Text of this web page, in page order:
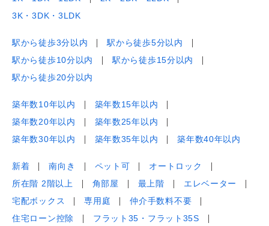
3K・3DK・3LDK
駅から徒歩3分以内
駅から徒歩5分以内
駅から徒歩10分以内
駅から徒歩15分以内
駅から徒歩20分以内
築年数10年以内
築年数15年以内
築年数20年以内
築年数25年以内
築年数30年以内
築年数35年以内 築年数40年以内
新着 南向き ペット可
オートロック
所在階 2階以上
角部屋 最上階
エレベーター
宅配ボックス
専用庭
仲介手数料不要
住宅ローン控除
フラット35・フラット35S